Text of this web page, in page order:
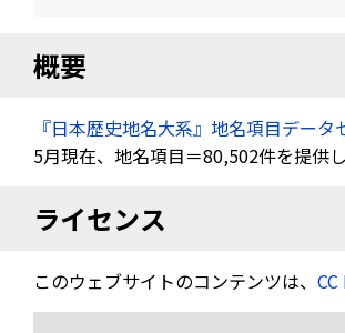
概要
『日本歴史地名大系』地名項目データ
5月現在、地名項目＝80,502件を提供し
ライセンス
このウェブサイトのコンテンツは、